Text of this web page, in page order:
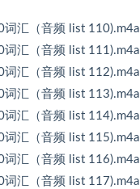
汇（音频 list 110).m4a
汇（音频 list 111).m4a
汇（音频 list 112).m4a
汇（音频 list 113).m4a
汇（音频 list 114).m4a
汇（音频 list 115).m4a
汇（音频 list 116).m4a
汇（音频 list 117).m4a